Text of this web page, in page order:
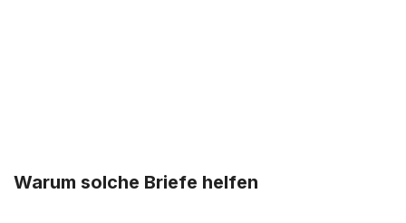
Warum solche Briefe helfen